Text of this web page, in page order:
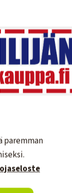
paremman